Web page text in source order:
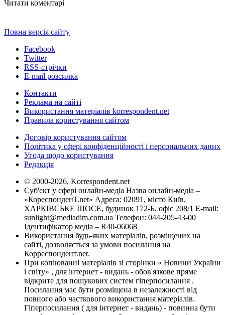
Читати коментарі
Повна версія сайту
Facebook
Twitter
RSS-стрічки
E-mail розсилка
Контакти
Реклама на сайті
Використання матеріалів korrespondent.net
Правила користування сайтом
Договір користування сайтом
Політика у сфері конфіденційності і персональних даних
Угода щодо користування
Редакція
© 2000-2026, Korrespondent.net
Суб'єкт у сфері онлайн-медіа Назва онлайн-медіа –
«КореспонденТ.net» Адреса: 02091, місто Київ,
ХАРКІВСЬКЕ ШОСЕ, будинок 172-Б, офіс 208/1 E-mail:
sunlight@mediadim.com.ua Телефон: 044-205-43-00
Ідентифікатор медіа – R40-06068
Використання будь-яких матеріалів, розміщених на
сайті, дозволяється за умови посилання на
Корреспондент.net.
При копіюванні матеріалів зі сторінки « Новини України
і світу» , для інтернет - видань - обов'язкове пряме
відкрите для пошукових систем гіперпосилання .
Посилання має бути розміщена в незалежності від
повного або часткового використання матеріалів.
Гіперпосилання ( для інтернет - видань) - повинна бути